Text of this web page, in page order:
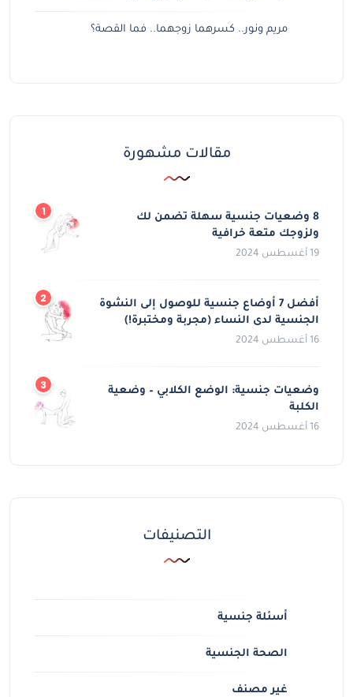
مريم ونور.. كسرهما زوجهما.. فما القصة؟
مقالات مشهورة
8 وضعيات جنسية سهلة تضمن لك
ولزوجك متعة خرافية
19 أغسطس 2024
أفضل 7 أوضاع جنسية للوصول إلى النشوة
الجنسية لدى النساء (مجربة ومختبرة!)
16 أغسطس 2024
وضعيات جنسية: الوضع الكلابي – وضعية
الكلبة
16 أغسطس 2024
التصنيفات
أسئلة جنسية
الصحة الجنسية
غير مصنف